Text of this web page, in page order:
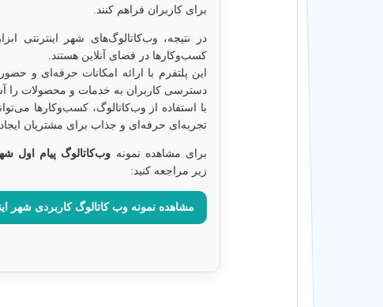
برای کاربران فراهم کنند.
در نتیجه، وب‌کاتالوگ‌های شهر اینترنتی
کسب‌وکارها در فضای آنلاین هستند.
این پلتفرم با ارائه امکانات حرفه‌ای و
دسترسی کاربران به خدمات و محصولات را
با استفاده از وب‌کاتالوگ، کسب‌وکارها
تجربه‌ای حرفه‌ای و جذاب برای مشتریان ایجاد
برای مشاهده نمونه وب‌کاتالوگ پیام اول
زیر مراجعه کنید:
مشاهده نمونه وب کاتالوگ کاربردی شهر